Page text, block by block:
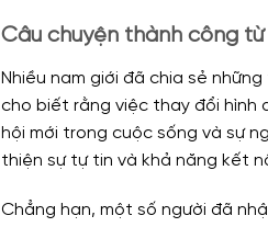
Câu chuyện thành công
Nhiều nam giới đã chia sẻ
cho biết rằng việc thay đổi hình
hội mới trong cuộc sống và sự
thiện sự tự tin và khả năng kết
Chẳng hạn, một số người đã